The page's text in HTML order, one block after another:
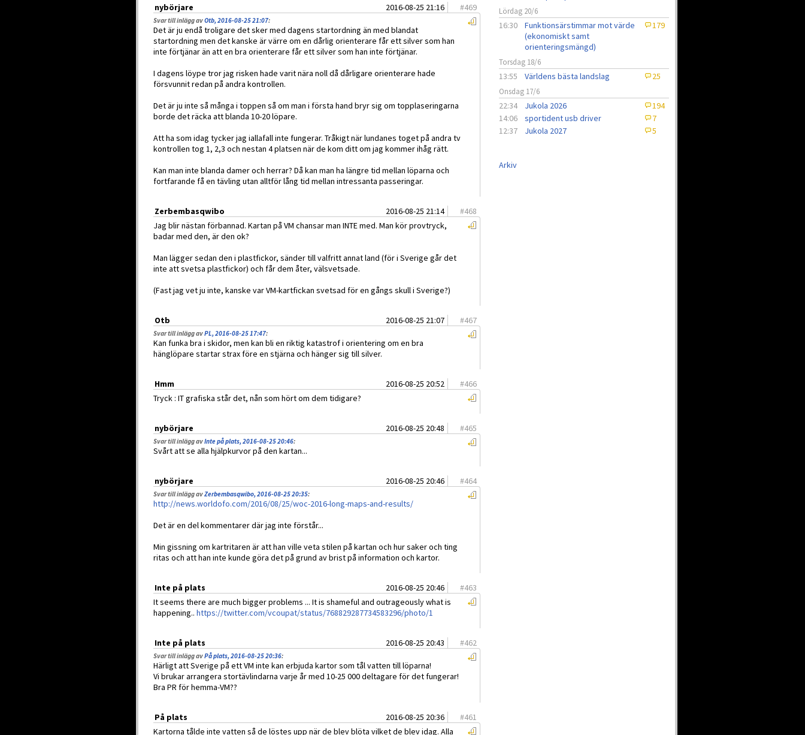
nybörjare 2016-08-25 21:16 #469
Svar till inlägg avOtb, 2016-08-25 21:07:
Det är ju endå troligare det sker med dagens startordning än med blandat
startordning men det kanske är värre om en dårlig orienterare får ett silver som han
inte förtjänar än att en bra orienterare får ett silver som han inte förtjänar.
I dagens löype tror jag risken hade varit nära noll då dårligare orienterare hade
försvunnit redan på andra kontrollen.
Det är ju inte så många i toppen så om man i första hand bryr sig om topplaseringarna
borde det räcka att blanda 10-20 löpare.
Att ha som idag tycker jag iallafall inte fungerar. Tråkigt när lundanes toget på andra tv
kontrollen tog 1, 2,3 och nestan 4 platsen när de kom ditt om jag kommer ihåg rätt.
Kan man inte blanda damer och herrar? Då kan man ha längre tid mellan löparna och
fortfarande få en tävling utan alltför lång tid mellan intressanta passeringar.
Zerbembasqwibo 2016-08-25 21:14 #468
Jag blir nästan förbannad. Kartan på VM chansar man INTE med. Man kör provtryck,
badar med den, är den ok?
Man lägger sedan den i plastfickor, sänder till valfritt annat land (för i Sverige går det
inte att svetsa plastfickor) och får dem åter, välsvetsade.
(Fast jag vet ju inte, kanske var VM-kartfickan svetsad för en gångs skull i Sverige?)
Otb 2016-08-25 21:07 #467
Svar till inlägg avPL, 2016-08-25 17:47:
Kan funka bra i skidor, men kan bli en riktig katastrof i orientering om en bra
hänglöpare startar strax före en stjärna och hänger sig till silver.
Hmm 2016-08-25 20:52 #466
Tryck : IT grafiska står det, nån som hört om dem tidigare?
nybörjare 2016-08-25 20:48 #465
Svar till inlägg avInte på plats, 2016-08-25 20:46:
Svårt att se alla hjälpkurvor på den kartan...
nybörjare 2016-08-25 20:46 #464
Svar till inlägg avZerbembasqwibo, 2016-08-25 20:35:
http://news.worldofo.com/2016/08/25/woc-2016-long-maps-and-results/
Det är en del kommentarer där jag inte förstår...
Min gissning om kartritaren är att han ville veta stilen på kartan och hur saker och ting
ritas och att han inte kunde göra det på grund av brist på information och kartor.
Inte på plats 2016-08-25 20:46 #463
It seems there are much bigger problems ... It is shameful and outrageously what is
happening.. https://twitter.com/vcoupat/status/768829287734583296/photo/1
Inte på plats 2016-08-25 20:43 #462
Svar till inlägg avPå plats, 2016-08-25 20:36:
Härligt att Sverige på ett VM inte kan erbjuda kartor som tål vatten till löparna!
Vi brukar arrangera stortävlindarna varje år med 10-25 000 deltagare för det fungerar!
Bra PR för hemma-VM??
På plats 2016-08-25 20:36 #461
Kartorna tålde inte vatten så de löstes upp när de blev blöta vilket de blev idag. Alla
Lördag 20/6
16:30
Funktionsärstimmar mot värde
(ekonomiskt samt
orienteringsmängd)
179
Torsdag 18/6
13:55 Världens bästa landslag 25
Onsdag 17/6
22:34 Jukola 2026
194
14:06
sportident usb driver
7
12:37
Jukola 2027 5
Arkiv